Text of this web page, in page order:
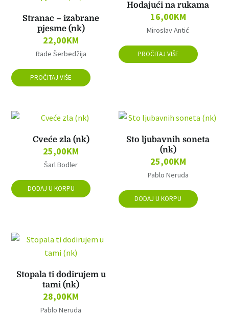
Stranac – izabrane
pjesme (nk)
22,00KM
Rade Šerbedžija
PROČITAJ VIŠE
Hodajući na rukama
16,00KM
Miroslav Antić
PROČITAJ VIŠE
Cveće zla (nk)
25,00KM
Šarl Bodler
DODAJ U KORPU
Sto ljubavnih soneta
(nk)
25,00KM
Pablo Neruda
DODAJ U KORPU
Stopala ti dodirujem u
tami (nk)
28,00KM
Pablo Neruda